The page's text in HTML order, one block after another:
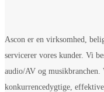
Ascon er en virksomhed,
servicerer vores kunder. Vi
audio/AV og musikbranchen.
konkurrencedygtige,